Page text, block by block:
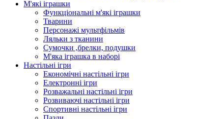
М'які іграшки
Функціональні м'які іграшки
Тварини
Персонажі мультфільмів
Ляльки з тканини
Сумочки ,брелки, подушки
М'яка іграшка в наборі
Настільні ігри
Економічні настільні ігри
Електронні ігри
Розважальні настільні ігри
Розвиваючі настільні ігри
Спортивні настільні ігри